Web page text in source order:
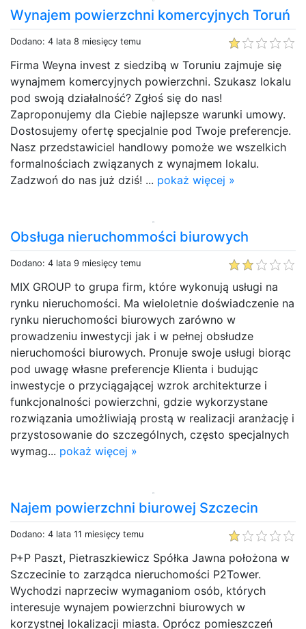
Wynajem powierzchni komercyjnych Toruń
Dodano: 4 lata 8 miesięcy temu
Firma Weyna invest z siedzibą w Toruniu zajmuje się
wynajmem komercyjnych powierzchni. Szukasz lokalu
pod swoją działalność? Zgłoś się do nas!
Zaproponujemy dla Ciebie najlepsze warunki umowy.
Dostosujemy ofertę specjalnie pod Twoje preferencje.
Nasz przedstawiciel handlowy pomoże we wszelkich
formalnościach związanych z wynajmem lokalu.
Zadzwoń do nas już dziś! ... pokaż więcej »
Obsługa nieruchommości biurowych
Dodano: 4 lata 9 miesięcy temu
MIX GROUP to grupa firm, które wykonują usługi na
rynku nieruchomości. Ma wieloletnie doświadczenie na
rynku nieruchomości biurowych zarówno w
prowadzeniu inwestycji jak i w pełnej obsłudze
nieruchomości biurowych. Pronuje swoje usługi biorąc
pod uwagę własne preferencje Klienta i budując
inwestycje o przyciągającej wzrok architekturze i
funkcjonalności powierzchni, gdzie wykorzystane
rozwiązania umożliwiają prostą w realizacji aranżację i
przystosowanie do szczególnych, często specjalnych
wymag... pokaż więcej »
Najem powierzchni biurowej Szczecin
Dodano: 4 lata 11 miesięcy temu
P+P Paszt, Pietraszkiewicz Spółka Jawna położona w
Szczecinie to zarządca nieruchomości P2Tower.
Wychodzi naprzeciw wymaganiom osób, których
interesuje wynajem powierzchni biurowych w
korzystnej lokalizacji miasta. Oprócz pomieszczeń